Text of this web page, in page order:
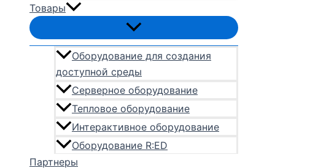
Товары
Оборудование для создания
доступной среды
Серверное оборудование
Тепловое оборудование
Интерактивное оборудование
Оборудование R:ED
Партнеры